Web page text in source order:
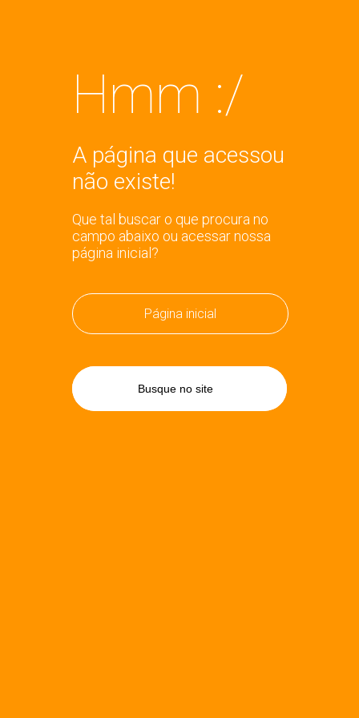
Hmm :/
A página que acessou
não existe!
Que tal buscar o que procura no
campo abaixo ou acessar nossa
página inicial?
Página inicial